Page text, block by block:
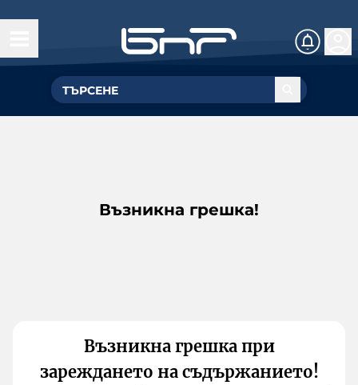
Възникна грешка!
Възникна грешка при
зареждането на съдържанието!